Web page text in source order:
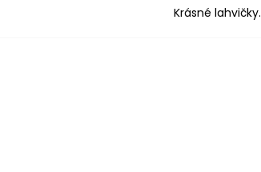
Krásné lahvičky.